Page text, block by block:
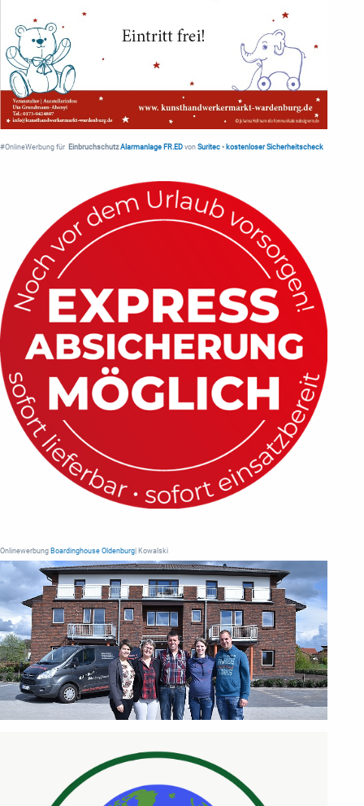
#OnlineWerbung für Einbruchschutz Alarmanlage FR.ED von Suritec • kostenloser Sicherheitscheck
Onlinewerbung Boardinghouse Oldenburg | Kowalski